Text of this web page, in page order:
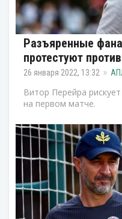
Разъяренные
протестуют
26 января 2022, 13:32
Витор Перейра
на первом матче.